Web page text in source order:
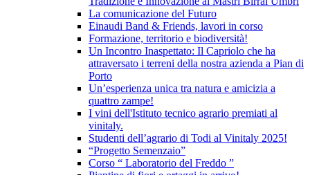
La comunicazione del Futuro
Einaudi Band & Friends, lavori in corso
Formazione, territorio e biodiversità!
Un Incontro Inaspettato: Il Capriolo che ha
attraversato i terreni della nostra azienda a Pian di
Porto
Un’esperienza unica tra natura e amicizia a
quattro zampe!
I vini dell'Istituto tecnico agrario premiati al
vinitaly.
Studenti dell’agrario di Todi al Vinitaly 2025!
“Progetto Semenzaio”
Corso “ Laboratorio del Freddo ”